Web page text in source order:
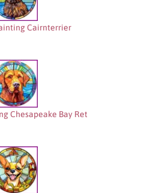
Cairnterrier
Chesapeake Bay Ret